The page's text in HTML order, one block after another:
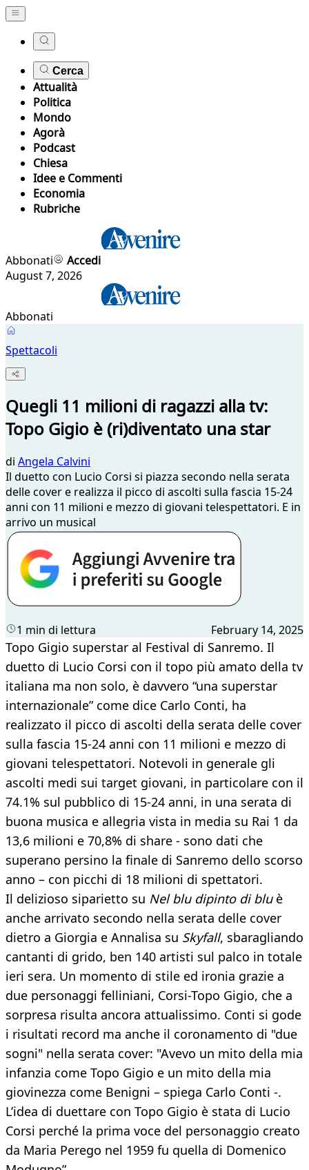
Cerca
Attualità
Politica
Mondo
Agorà
Podcast
Chiesa
Idee e Commenti
Economia
Rubriche
Abbonati
Accedi
August 7, 2026
Abbonati
Spettacoli
Quegli 11 milioni di ragazzi alla tv:
Topo Gigio è (ri)diventato una star
di Angela Calvini
Il duetto con Lucio Corsi si piazza secondo nella serata
delle cover e realizza il picco di ascolti sulla fascia 15-24
anni con 11 milioni e mezzo di giovani telespettatori. E in
arrivo un musical
1 min di lettura February 14, 2025
Topo Gigio superstar al Festival di Sanremo. Il
duetto di Lucio Corsi con il topo più amato della tv
italiana ma non solo, è davvero “una superstar
internazionale” come dice Carlo Conti, ha
realizzato il picco di ascolti della serata delle cover
sulla fascia 15-24 anni con 11 milioni e mezzo di
giovani telespettatori. Notevoli in generale gli
ascolti medi sui target giovani, in particolare con il
74.1% sul pubblico di 15-24 anni, in una serata di
buona musica e allegria vista in media su Rai 1 da
13,6 milioni e 70,8% di share - sono dati che
superano persino la finale di Sanremo dello scorso
anno – con picchi di 18 milioni di spettatori.
Il delizioso siparietto su Nel blu dipinto di bluè
anche arrivato secondo nella serata delle cover
dietro a Giorgia e Annalisa su Skyfall, sbaragliando
cantanti di grido, ben 140 artisti sul palco in totale
ieri sera. Un momento di stile ed ironia grazie a
due personaggi felliniani, Corsi-Topo Gigio, che a
sorpresa risulta ancora attualissimo. Conti si gode
i risultati record ma anche il coronamento di "due
sogni" nella serata cover: "Avevo un mito della mia
infanzia come Topo Gigio e un mito della mia
giovinezza come Benigni – spiega Carlo Conti -.
L’idea di duettare con Topo Gigio è stata di Lucio
Corsi perché la prima voce del personaggio creato
da Maria Perego nel 1959 fu quella di Domenico